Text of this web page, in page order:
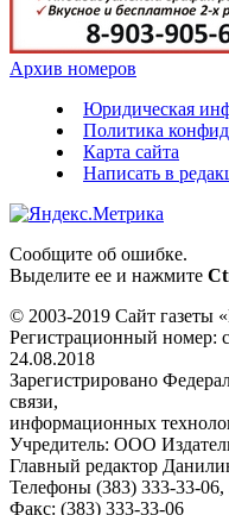
Архив номеров
Юридическая
Политика
Карта сайта
Написать в
Сообщите об ошибке.
Выделите ее и нажмите
© 2003-2019 Сайт газеты
Регистрационный
24.08.2018
Зарегистрировано
связи,
информационных
Учредитель: ООО
Главный редактор
Телефоны (383) 333-33-06,
Факс: (383) 333-33-06